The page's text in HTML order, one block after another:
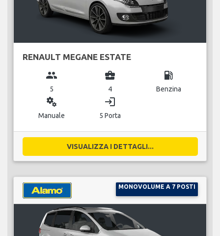
RENAULT MEGANE ESTATE
group
5
business_center
4
local_gas_station
Benzina
miscellaneous_services
Manuale
login
5 Porta
VISUALIZZA I DETTAGLI...
MONOVOLUME A 7 POSTI